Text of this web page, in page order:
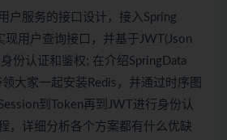
户服务的接口设计，接入Spring
现用户查询接口，并基于JWT(Json
份认证和鉴权; 在介绍SpringData
领大家一起安装Redis，并通过时序图
到Token再到JWT进行身份认
，详细分析各个方案都有什么优缺